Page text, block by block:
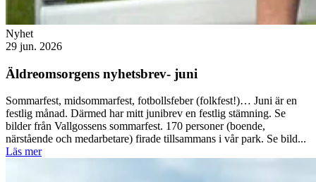
Nyhet
29 jun. 2026
Äldreomsorgens nyhetsbrev- juni
Sommarfest, midsommarfest, fotbollsfeber (folkfest!)… Juni är en
festlig månad. Därmed har mitt junibrev en festlig stämning. Se
bilder från Vallgossens sommarfest. 170 personer (boende,
närstående och medarbetare) firade tillsammans i vår park. Se bild...
Läs mer